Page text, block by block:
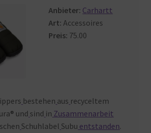
Anbieter: Carhartt
Art:Accessoires
Preis: 75.00
bestehen aus recyceltem
und sind in Zusammenarbeit
Schuhlabel Subu entstanden.